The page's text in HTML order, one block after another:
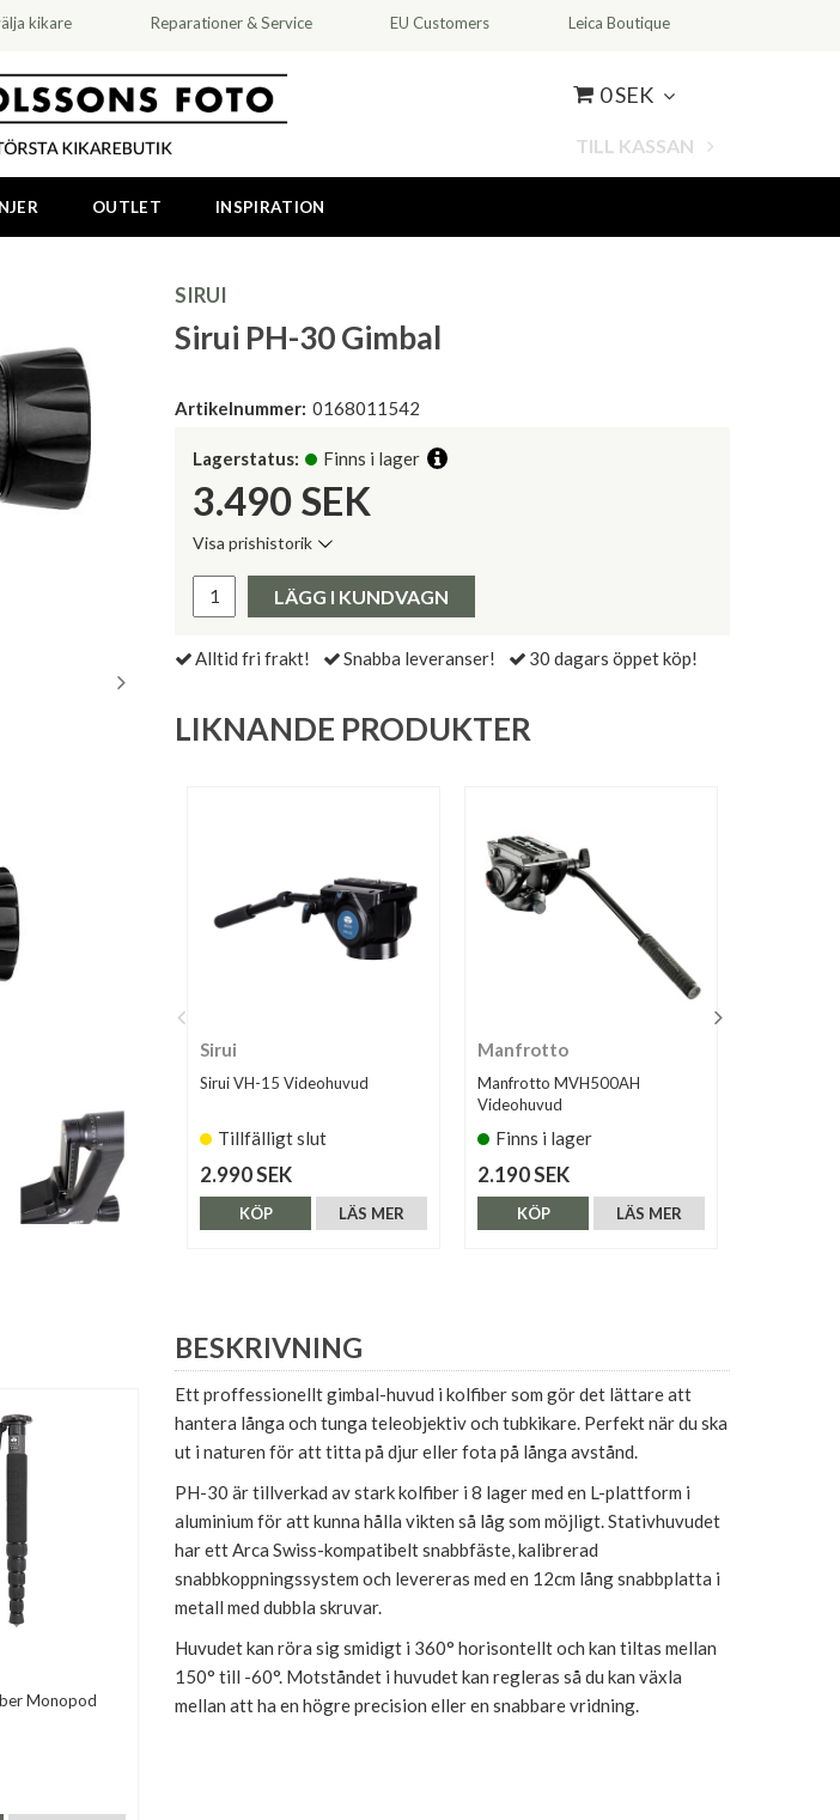
kikare Reparationer & Service EU Customers Leica Boutique
0 SEK
TILL KASSAN
OUTLET INSPIRATION
SIRUI
Sirui PH-30 Gimbal
Artikelnummer: 0168011542
Lagerstatus: Finns i lager
3.490 SEK
Visa prishistorik
Pris:
LÄGG I KUNDVAGN
Alltid fri frakt! Snabba leveranser! 30 dagars öppet köp!
LIKNANDE PRODUKTER
Sirui
Sirui VH-15 Videohuvud
Tillfälligt slut
2.990 SEK
LÄS MER
KÖP
Manfrotto
Manfrotto MVH500AH
Videohuvud
Finns i lager
2.190 SEK
LÄS MER
KÖP
BESKRIVNING
Ett proffessionellt gimbal-huvud i kolfiber som gör det lättare att
hantera långa och tunga teleobjektiv och tubkikare. Perfekt när du ska
ut i naturen för att titta på djur eller fota på långa avstånd.
PH-30 är tillverkad av stark kolfiber i 8 lager med en L-plattform i
aluminium för att kunna hålla vikten så låg som möjligt. Stativhuvudet
har ett Arca Swiss-kompatibelt snabbfäste, kalibrerad
snabbkoppningssystem och levereras med en 12cm lång snabbplatta i
metall med dubbla skruvar.
Huvudet kan röra sig smidigt i 360° horisontellt och kan tiltas mellan
150° till -60°. Motståndet i huvudet kan regleras så du kan växla
mellan att ha en högre precision eller en snabbare vridning.
Monopod